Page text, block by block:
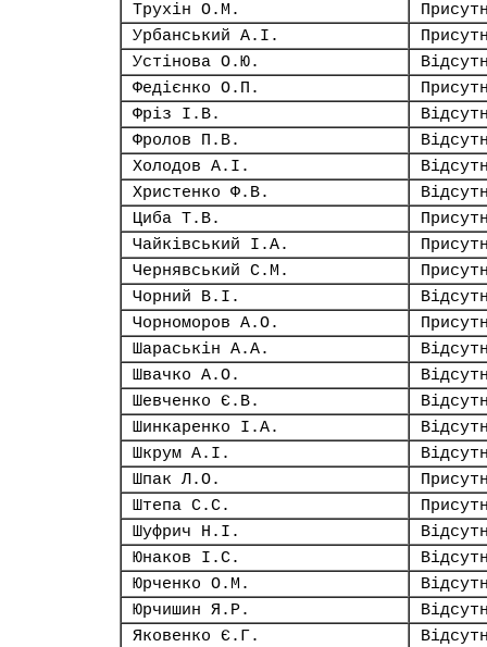
Трухін О.М.
Урбанський А.І.
Устінова О.Ю.
Федієнко О.П.
Фріз І.В.
Фролов П.В.
Холодов А.І.
Христенко Ф.В.
Циба Т.В.
Чайківський І.А.
Чернявський С.М.
Чорний В.І.
Чорноморов А.О.
Шараськін А.А.
Швачко А.О.
Шевченко Є.В.
Шинкаренко І.А.
Шкрум А.І.
Шпак Л.О.
Штепа С.С.
Шуфрич Н.І.
Юнаков І.С.
Юрченко О.М.
Юрчишин Я.Р.
Яковенко Є.Г.